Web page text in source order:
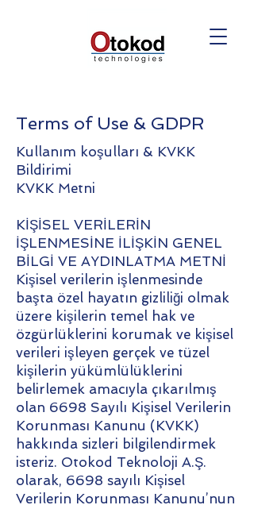
Terms of Use & GDPR
Kullanım koşulları & KVKK
Bildirimi
KVKK Metni
KİŞİSEL VERİLERİN
İŞLENMESİNE İLİŞKİN GENEL
BİLGİ VE AYDINLATMA METNİ
Kişisel verilerin işlenmesinde
başta özel hayatın gizliliği olmak
üzere kişilerin temel hak ve
özgürlüklerini korumak ve kişisel
verileri işleyen gerçek ve tüzel
kişilerin yükümlülüklerini
belirlemek amacıyla çıkarılmış
olan 6698 Sayılı Kişisel Verilerin
Korunması Kanunu (KVKK)
hakkında sizleri bilgilendirmek
isteriz. Otokod Teknoloji A.Ş.
olarak, 6698 sayılı Kişisel
Verilerin Korunması Kanunu’nun